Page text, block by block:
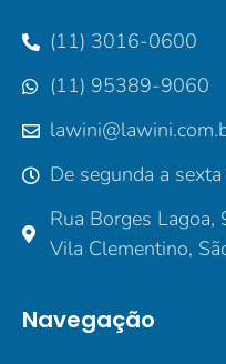
(11) 3016-0600
(11) 95389-9060
De segunda a
Rua Borges
Vila Clementino,
Navegação